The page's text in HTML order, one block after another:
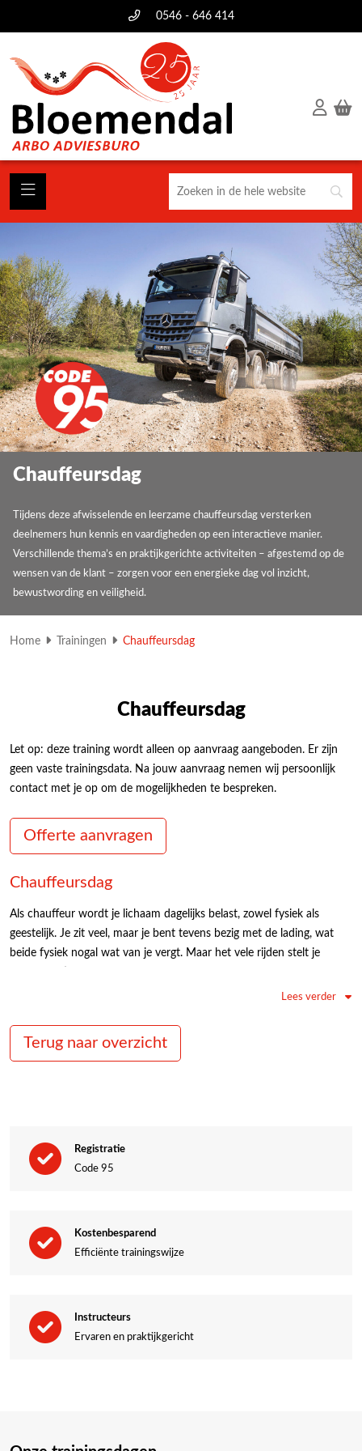
0546 - 646 414
Chauffeursdag
Tijdens deze afwisselende en leerzame chauffeursdag versterken
deelnemers hun kennis en vaardigheden op een interactieve manier.
Verschillende thema’s en praktijkgerichte activiteiten – afgestemd op de
wensen van de klant – zorgen voor een energieke dag vol inzicht,
bewustwording en veiligheid.
Home Trainingen Chauffeursdag
Chauffeursdag
Let op: deze training wordt alleen op aanvraag aangeboden. Er zijn
geen vaste trainingsdata. Na jouw aanvraag nemen wij persoonlijk
contact met je op om de mogelijkheden te bespreken.
Offerte aanvragen
Chauffeursdag
Als chauffeur wordt je lichaam dagelijks belast, zowel fysiek als
geestelijk. Je zit veel, maar je bent tevens bezig met de lading, wat
beide fysiek nogal wat van je vergt. Maar het vele rijden stelt je
verantwoordelijkheid in het verkeer. Het is dan van belang om net als
en vaardigheden als chauffeur. Hiervoor hebben wij chauffeursdagen
in het leven geroepen. Hieronder hebben we de punten van de
Theorie:
Schadepreventie
Digitale tachograaf
Rijtechniek
Lading zekeren
Lees verder
Terug naar overzicht
Registratie
Code 95
Kostenbesparend
Efficiënte trainingswijze
Instructeurs
Ervaren en praktijkgericht